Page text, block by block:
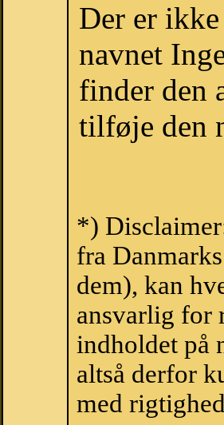
Der er
navnet
finder den
tilføje den
*)
fra
dem), kan
ansvarlig for
indholdet på
altså derfor
med